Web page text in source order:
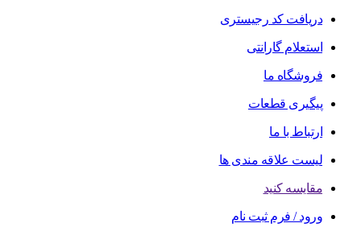
دریافت کد رجیستری
استعلام گارانتی
فروشگاه ما
پیگیری قطعات
ارتباط با ما
لیست علاقه مندی ها
مقایسه کنید
ورود / فرم ثبت نام